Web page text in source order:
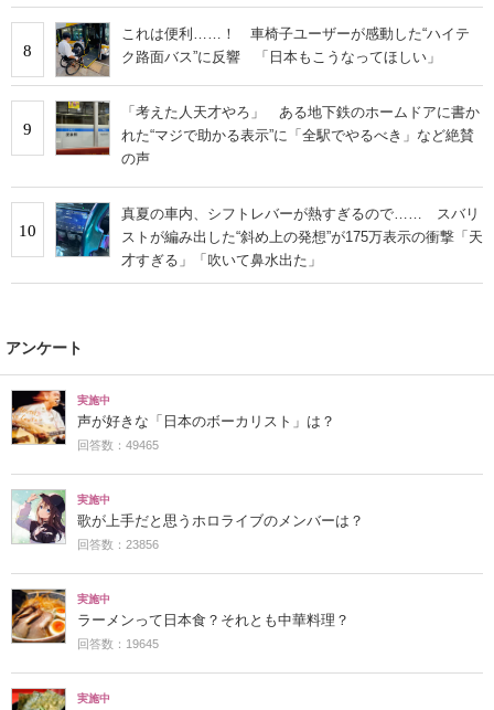
8
これは便利……！ 車椅子ユーザーが感動した“ハイテ
ク路面バス”に反響 「日本もこうなってほしい」
9
「考えた人天才やろ」 ある地下鉄のホームドアに書か
れた“マジで助かる表示”に「全駅でやるべき」など絶賛
の声
10
真夏の車内、シフトレバーが熱すぎるので…… スバリ
ストが編み出した“斜め上の発想”が175万表示の衝撃「天
才すぎる」「吹いて鼻水出た」
アンケート
実施中
声が好きな「日本のボーカリスト」は？
回答数：49465
実施中
歌が上手だと思うホロライブのメンバーは？
回答数：23856
実施中
ラーメンって日本食？それとも中華料理？
回答数：19645
実施中